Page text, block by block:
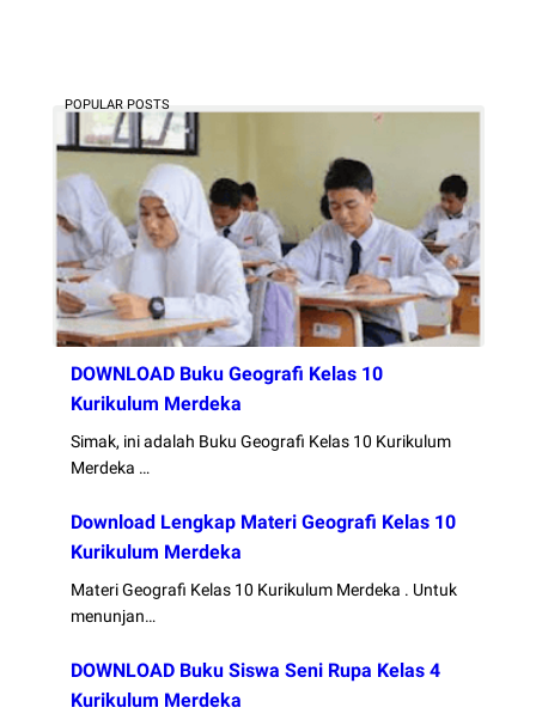
POPULAR POSTS
DOWNLOAD Buku Geografi Kelas 10
Kurikulum Merdeka
Simak, ini adalah Buku Geografi Kelas 10 Kurikulum
Merdeka …
Download Lengkap Materi Geografi Kelas 10
Kurikulum Merdeka
Materi Geografi Kelas 10 Kurikulum Merdeka . Untuk
menunjan…
DOWNLOAD Buku Siswa Seni Rupa Kelas 4
Kurikulum Merdeka